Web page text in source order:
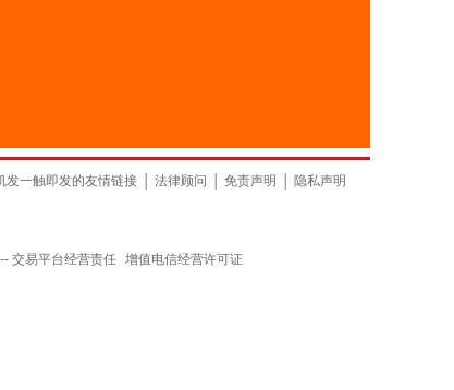
发一触即发的友情链接 法律顾问 免责声明
隐私声明
-- 交易平台经营责任 增值电信经营许可证